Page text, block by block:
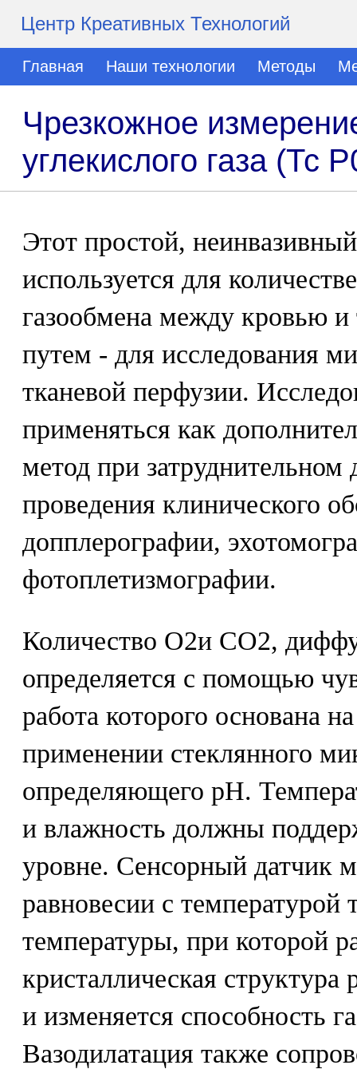
Центр Креативных Технологий
Главная Наши технологии Методы
Чрезкожное
углекислого газа (Тс
Этот простой,
используется для
газообмена между кровью
путем - для исследования
тканевой перфузии.
применяться как
метод при затруднительном
проведения клинического
допплерографии,
фотоплетизмографии.
Количество О2и СО2,
определяется с помощью
работа которого основана
применении стеклянного
определяющего рН.
и влажность должны
уровне. Сенсорный датчик
равновесии с температурой
температуры, при которой
кристаллическая структура
и изменяется способность
Вазодилатация также